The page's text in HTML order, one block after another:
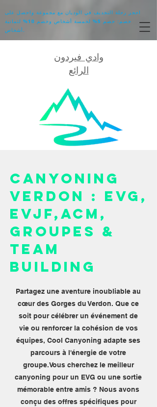
احجز رحلة التجديف في الوديان مع مجموعة واحصل على
خصم: خصم 5% لخمسة أشخاص وخصم 10% لثمانية
وادي فيردون
الرائع
Canyoning
Verdon : EVG,
EVJF,ACM,
Groupes &
Team
Building
Partagez une aventure inoubliable au
cœur des Gorges du Verdon. Que ce
soit pour célébrer un événement de
vie ou renforcer la cohésion de vos
équipes, Cool Canyoning adapte ses
parcours à l'énergie de votre
groupe.Vous cherchez le meilleur
canyoning pour un EVG ou une sortie
mémorable entre amis ? Nous avons
conçu des offres spécifiques pour